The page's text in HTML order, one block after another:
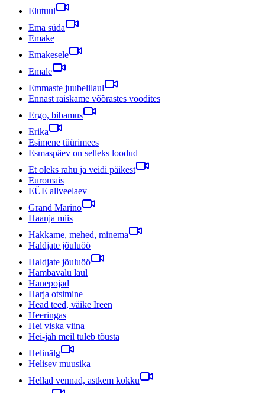
Elutuul
Ema süda
Emake
Emakesele
Emale
Emmaste juubelilaul
Ennast raiskame võõrastes voodites
Ergo, bibamus
Erika
Esimene tüürimees
Esmaspäev on selleks loodud
Et oleks rahu ja veidi päikest
Euromais
EÜE allveelaev
Grand Marino
Haanja miis
Hakkame, mehed, minema
Haldjate jõuluöö
Haldjate jõuluöö
Hambavalu laul
Hanepojad
Harja otsimine
Head teed, väike Ireen
Heeringas
Hei viska viina
Hei-jah meil tuleb tõusta
Helinälg
Helisev muusika
Hellad vennad, astkem kokku